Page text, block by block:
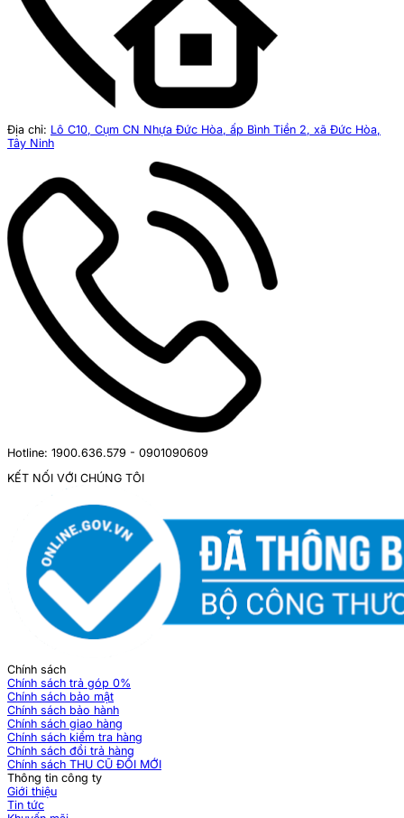
Địa chỉ: Lô C10, Cụm CN Nhựa Đức Hòa, ấp Bình Tiền 2, xã Đức Hòa,
Tây Ninh
Hotline: 1900.636.579 - 0901090609
KẾT NỐI VỚI CHÚNG TÔI
Chính sách
Chính sách trả góp 0%
Chính sách bảo mật
Chính sách bảo hành
Chính sách giao hàng
Chính sách kiểm tra hàng
Chính sách đổi trả hàng
Chính sách THU CŨ ĐỔI MỚI
Thông tin công ty
Giới thiệu
Tin tức